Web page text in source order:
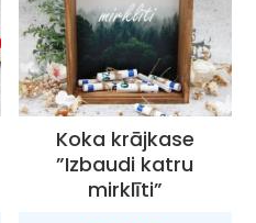
Koka krājkase
”Izbaudi katru
mirklīti”